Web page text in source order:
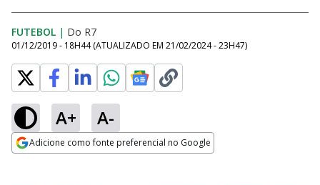
FUTEBOL | Do R7
01/12/2019 - 18H44 (ATUALIZADO EM 21/02/2024 - 23H47)
A+ A-
Adicione como fonte preferencial no Google